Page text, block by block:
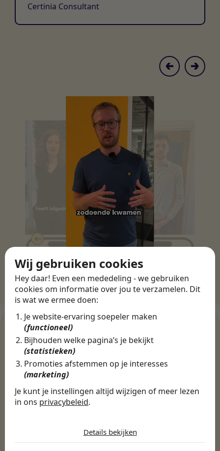
Wij gebruiken cookies
Hey daar! Even een mededeling - we gebruiken
cookies om informatie over jou te verzamelen. Dit
is wat we ermee doen:
Je website-ervaring soepeler maken
(functioneel)
Bijhouden welke pagina’s je bekijkt
(statistieken)
Promoties afstemmen op je interesses
(marketing)
Je kunt je instellingen altijd wijzigen of meer lezen
in ons privacybeleid.
Noodzakelijk
Details bekijken
Certinia Consultant
Ontdek meer dan 500+
Techniek, Productie, Logistiek & Groen